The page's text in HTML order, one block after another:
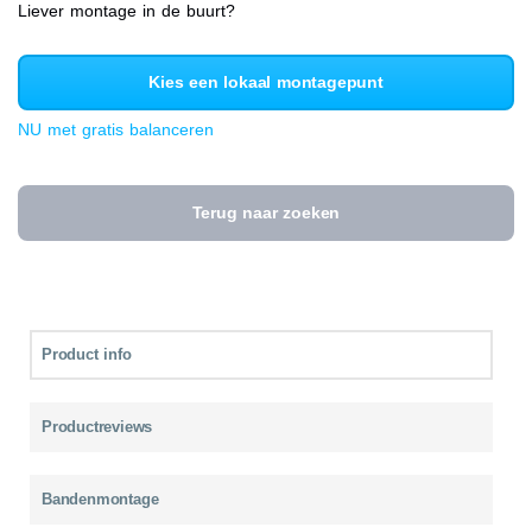
Liever montage in de buurt?
Kies een lokaal montagepunt
NU met gratis balanceren
Terug naar zoeken
Product info
Productreviews
Bandenmontage